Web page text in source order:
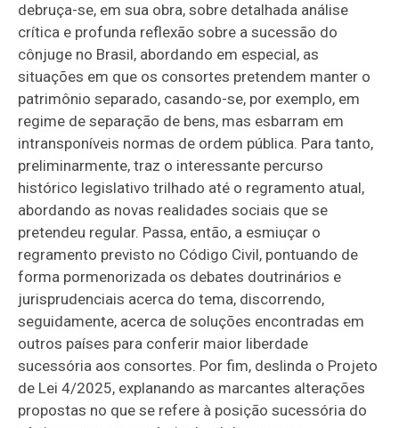
debruça-se, em sua obra, sobre detalhada análise
crítica e profunda reflexão sobre a sucessão do
cônjuge no Brasil, abordando em especial, as
situações em que os consortes pretendem manter o
patrimônio separado, casando-se, por exemplo, em
regime de separação de bens, mas esbarram em
intransponíveis normas de ordem pública. Para tanto,
preliminarmente, traz o interessante percurso
histórico legislativo trilhado até o regramento atual,
abordando as novas realidades sociais que se
pretendeu regular. Passa, então, a esmiuçar o
regramento previsto no Código Civil, pontuando de
forma pormenorizada os debates doutrinários e
jurisprudenciais acerca do tema, discorrendo,
seguidamente, acerca de soluções encontradas em
outros países para conferir maior liberdade
sucessória aos consortes. Por fim, deslinda o Projeto
de Lei 4/2025, explanando as marcantes alterações
propostas no que se refere à posição sucessória do